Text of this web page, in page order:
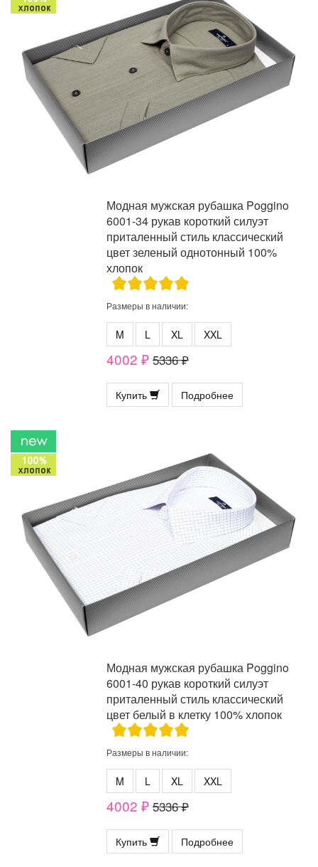
Модная мужская рубашка Poggino
6001-34 рукав короткий силуэт
приталенный стиль классический
цвет зеленый однотонный 100%
хлопок
Размеры в наличии:
M L XL XXL
4002 ₽ 5336 ₽
Купить Подробнее
Модная мужская рубашка Poggino
6001-40 рукав короткий силуэт
приталенный стиль классический
цвет белый в клетку 100% хлопок
Размеры в наличии:
M L XL XXL
4002 ₽ 5336 ₽
Купить Подробнее